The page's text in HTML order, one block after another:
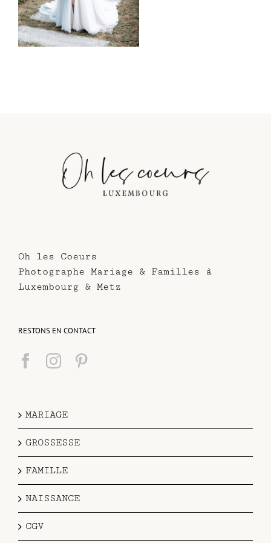
Oh les Coeurs
Photographe Mariage & Familles à
Luxembourg & Metz
RESTONS EN CONTACT
MARIAGE
GROSSESSE
FAMILLE
NAISSANCE
CGV